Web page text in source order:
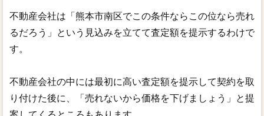
不動産会社は「熊本市南区でこの条件ならこの位なら売れ
るだろう」という見込みを立てて査定額を提示するわけで
す。
不動産会社の中には最初に高い査定額を提示して契約を取
り付けた後に、「売れないから価格を下げましょう」と提